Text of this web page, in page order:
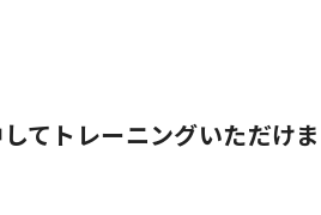
てトレーニングいただけま